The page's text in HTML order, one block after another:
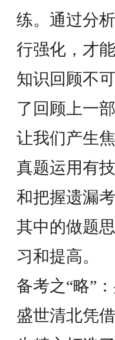
练。通过分
行强化，才
知识回顾不
了回顾上一
让我们产生
真题运用有
和把握遗漏
其中的做题
习和提高。
备考之“略”
盛世清北凭